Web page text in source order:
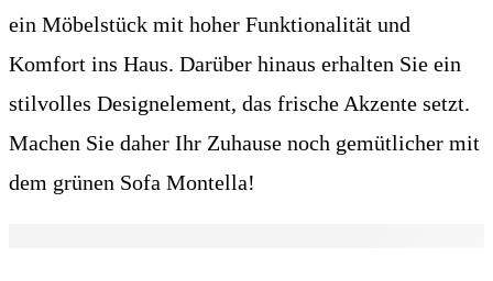
ein Möbelstück mit hoher Funktionalität und
Komfort ins Haus. Darüber hinaus erhalten Sie ein
stilvolles Designelement, das frische Akzente setzt.
Machen Sie daher Ihr Zuhause noch gemütlicher mit
dem grünen Sofa Montella!